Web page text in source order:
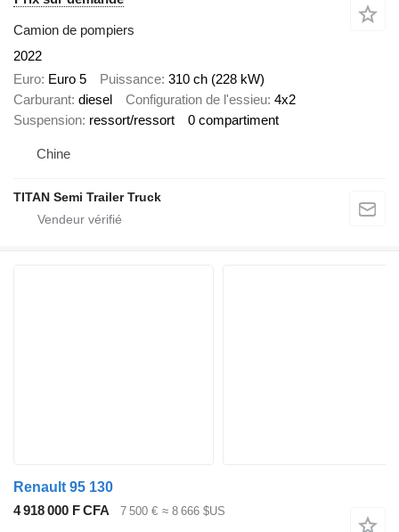
Camion de pompiers
2022
Euro Euro 5 Puissance 310 ch (228 kW)
Carburant diesel Configuration de l'essieu 4x2
Suspension ressort/ressort 0 compartiment
Chine
TITAN Semi Trailer Truck
Renault 95 130
4 918 000 F CFA
7 500 € ≈ 8 666 $US